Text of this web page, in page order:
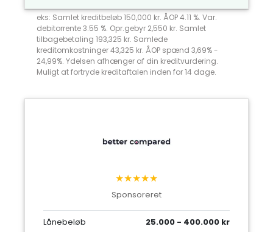
eks: Samlet kreditbeløb 150,000 kr. ÅOP 4.11 %. Var.
debitorrente 3.55 %. Opr.gebyr 2,550 kr. Samlet
tilbagebetaling 193,325 kr. Samlede
kreditomkostninger 43,325 kr. ÅOP spænd 3,69% -
24,99%. Ydelsen afhænger af din kreditvurdering.
Muligt at fortryde kreditaftalen inden for 14 dage.
★★★★★
Sponsoreret
Lånebeløb 25.000 - 400.000 kr